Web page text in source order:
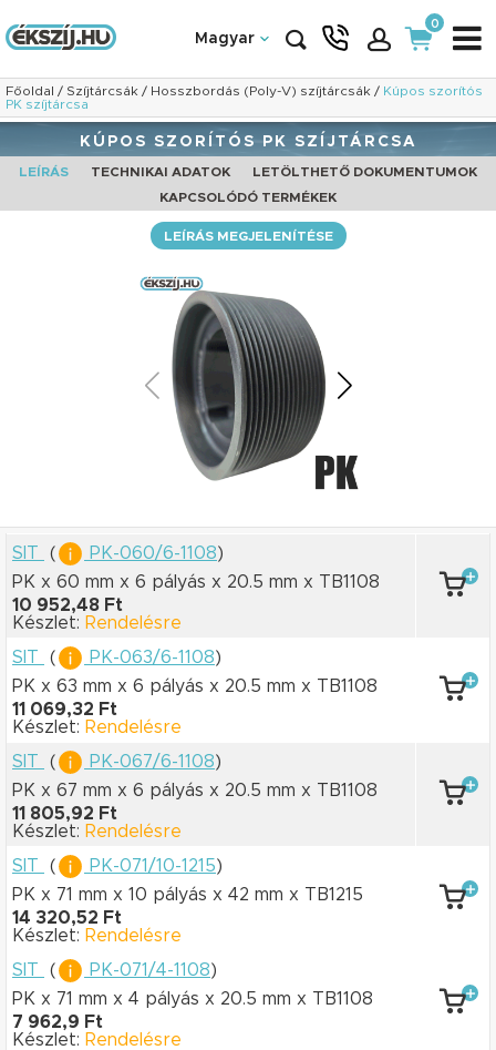
Magyar
0
Főoldal / Szíjtárcsák / Hosszbordás (Poly-V) szíjtárcsák / Kúpos szorítós
PK szíjtárcsa
KÚPOS SZORÍTÓS PK SZÍJTÁRCSA
LEÍRÁS TECHNIKAI ADATOK
LETÖLTHETŐ DOKUMENTUMOK
KAPCSOLÓDÓ TERMÉKEK
LEÍRÁS MEGJELENÍTÉSE
SIT ( PK-060/6-1108)
PK x 60 mm x 6 pályás x 20.5 mm x TB1108
10 952,48 Ft
Készlet: Rendelésre
SIT
( PK-063/6-1108)
PK x 63 mm x 6 pályás x 20.5 mm x TB1108
11 069,32 Ft
Készlet: Rendelésre
SIT
( PK-067/6-1108)
PK x 67 mm x 6 pályás x 20.5 mm x TB1108
11 805,92 Ft
Készlet: Rendelésre
SIT
( PK-071/10-1215)
PK x 71 mm x 10 pályás x 42 mm x TB1215
14 320,52 Ft
Készlet: Rendelésre
SIT
( PK-071/4-1108)
PK x 71 mm x 4 pályás x 20.5 mm x TB1108
7 962,9 Ft
Készlet: Rendelésre